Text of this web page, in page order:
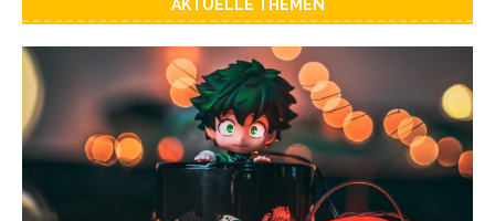
AKTUELLE THEMEN